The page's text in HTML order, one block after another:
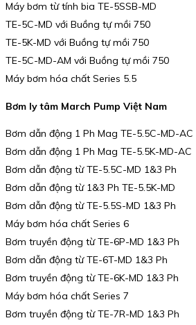
Máy bơm từ tính bia TE-5SSB-MD
TE-5C-MD với Buồng tự mồi 750
TE-5K-MD với Buồng tự mồi 750
TE-5C-MD-AM với Buồng tự mồi 750
Máy bơm hóa chất Series 5.5
Bơm ly tâm March Pump Việt Nam
Bơm dẫn động 1 Ph Mag TE-5.5C-MD-AC
Bơm dẫn động 1 Ph Mag TE-5.5K-MD-AC
Bơm dẫn động từ TE-5.5C-MD 1&3 Ph
Bơm dẫn động từ 1&3 Ph TE-5.5K-MD
Bơm dẫn động từ TE-5.5S-MD 1&3 Ph
Máy bơm hóa chất Series 6
Bơm truyền động từ TE-6P-MD 1&3 Ph
Bơm dẫn động từ TE-6T-MD 1&3 Ph
Bơm truyền động từ TE-6K-MD 1&3 Ph
Máy bơm hóa chất Series 7
Bơm truyền động từ TE-7R-MD 1&3 Ph